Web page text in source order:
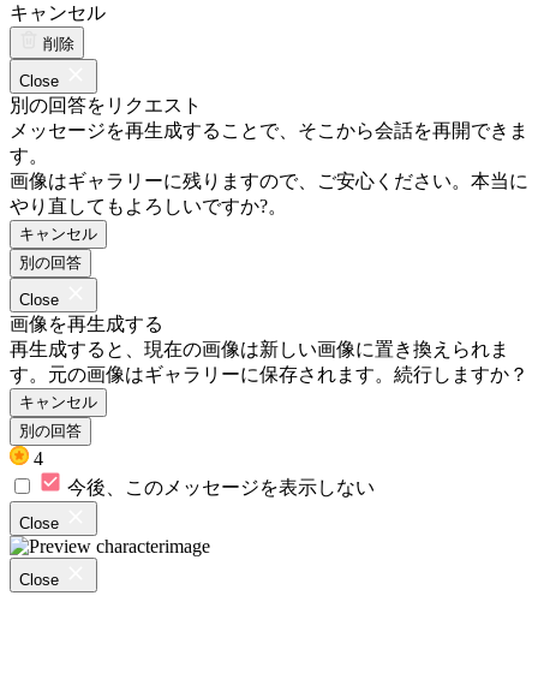
キャンセル
削除
Close
別の回答をリクエスト
メッセージを再生成することで、そこから会話を再開できま
す。
画像はギャラリーに残りますので、ご安心ください。本当に
やり直してもよろしいですか?。
キャンセル
別の回答
Close
画像を再生成する
再生成すると、現在の画像は新しい画像に置き換えられま
す。元の画像はギャラリーに保存されます。続行しますか？
キャンセル
別の回答
4
今後、このメッセージを表示しない
Close
Close